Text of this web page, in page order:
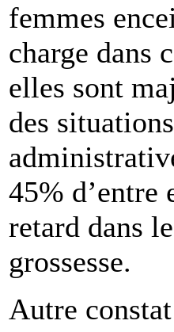
femmes
charge dans
elles sont
des
45% d’entre
retard dans
grossesse.
Autre